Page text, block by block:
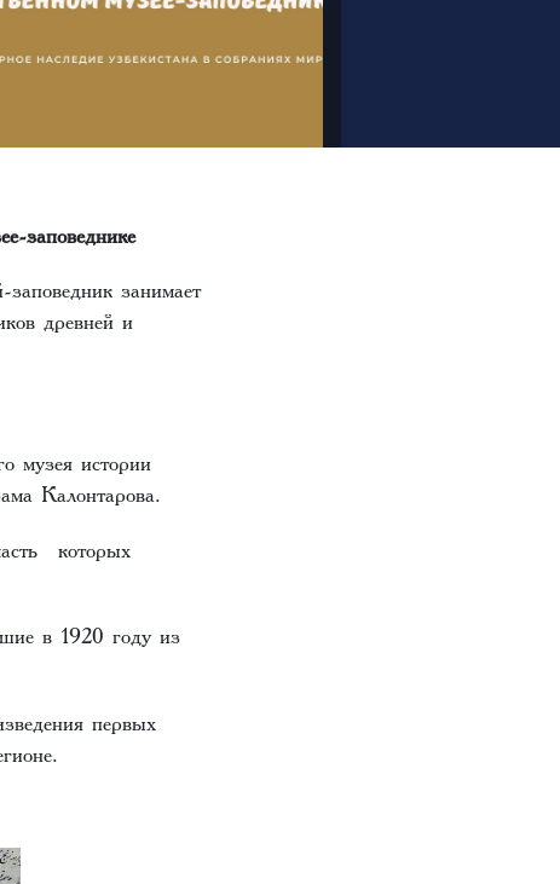
заповеднике
занимает
древней и
музея истории
Калонтарова.
которых
в 1920 году из
первых